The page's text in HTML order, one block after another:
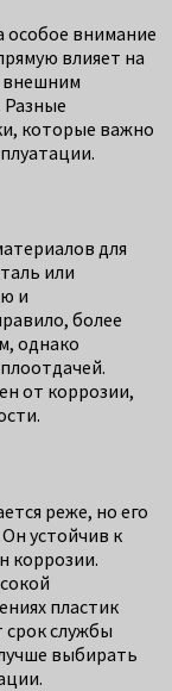
особое внимание
влияет на
внешним
которые важно
для
или
и
более
однако
от коррозии,
реже, но его
устойчив к
коррозии.
пластик
службы
выбирать